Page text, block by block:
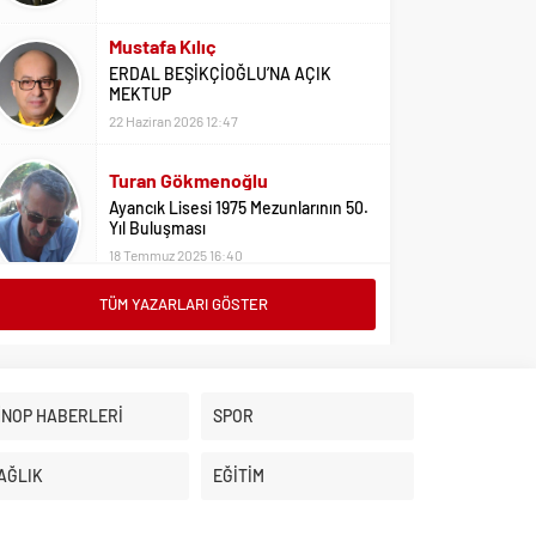
Mustafa Kılıç
ERDAL BEŞİKÇİOĞLU’NA AÇIK
MEKTUP
22 Haziran 2026 12:47
Turan Gökmenoğlu
Ayancık Lisesi 1975 Mezunlarının 50.
Yıl Buluşması
18 Temmuz 2025 16:40
Adil Yıldız
Üniversite Tercihleri İçin Öneriler
TÜM YAZARLARI GÖSTER
HABERLERİ SPOR
EĞİTİM